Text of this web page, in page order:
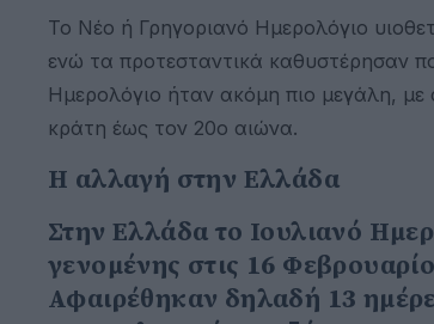
Το Νέο ή Γρηγοριανό Ημερολόγιο
ενώ τα προτεσταντικά καθυστέρησαν
Ημερολόγιο ήταν ακόμη πιο μεγάλη, με
κράτη έως τον 20ο αιώνα.
Η αλλαγή στην Ελλάδα
Στην Ελλάδα το Ιουλιανό
γενομένης στις 16
Αφαιρέθηκαν δηλαδή 13